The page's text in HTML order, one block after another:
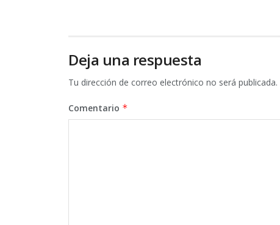
Deja una respuesta
Tu dirección de correo electrónico no será publicada.
Comentario *